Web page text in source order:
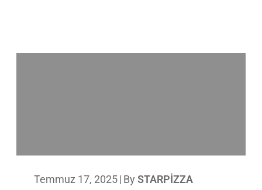
Temmuz 17, 2025| By STARPIZZA